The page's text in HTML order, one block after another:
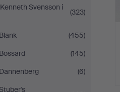
Svensson i
(323)
(455)
(145)
(6)